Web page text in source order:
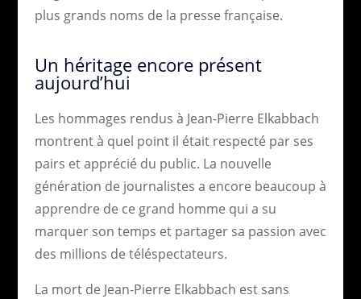
plus grands noms de la presse française.
Un héritage encore présent
aujourd’hui
Les hommages rendus à Jean-Pierre Elkabbach
montrent à quel point il était respecté par ses
pairs et apprécié du public. La nouvelle
génération de journalistes a encore beaucoup à
apprendre de ce grand homme qui a su
marquer son temps et partager sa passion avec
des millions de téléspectateurs.
La mort de Jean-Pierre Elkabbach est sans